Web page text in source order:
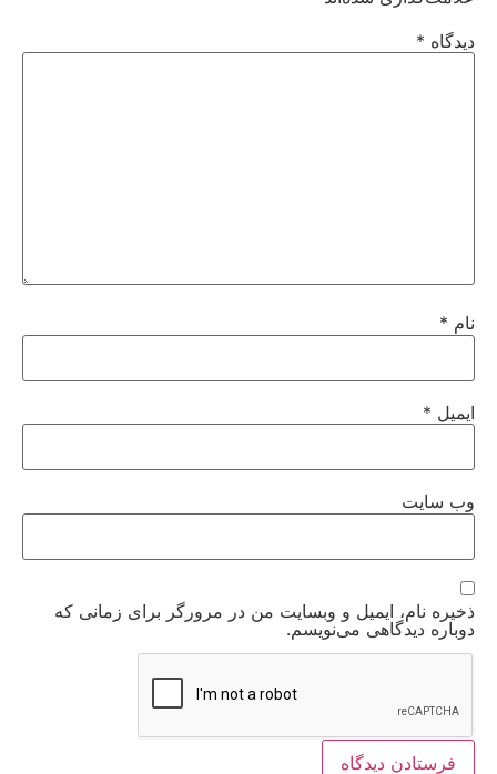
دیدگاه *
نام *
ایمیل *
وب‌ سایت
ذخیره نام، ایمیل و وبسایت من در مرورگر برای زمانی که
دوباره دیدگاهی می‌نویسم.